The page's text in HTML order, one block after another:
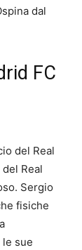
dal
FC
del Real
Real
Sergio
fisiche
sue